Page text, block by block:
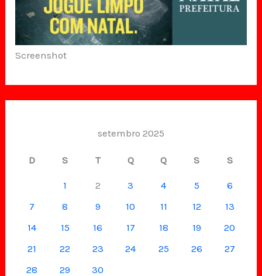
Screenshot
setembro 2025
D S T Q Q S S
1 2 3 4 5
6
7
8 9 10 11 12
13
14
15 16 17 18 19
20
21
22 23 24 25 26
27
28
29 30